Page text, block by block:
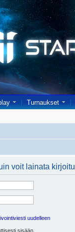
Turnaukset
voit lainata
uudelleen
sisään.